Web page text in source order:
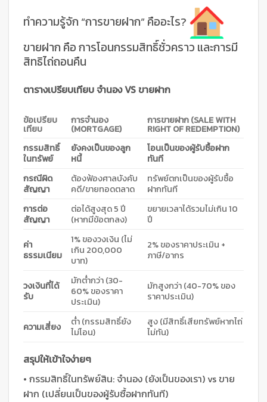
ทำความรู้จัก “การขายฝาก” คืออะไร?
ขายฝาก คือ การโอนกรรมสิทธิ์ชั่วคราว และการมี
สิทธิไถ่ถอนคืน
ตารางเปรียบเทียบ จำนอง VS ขายฝาก
ข้อเปรียบ
เทียบ
การจำนอง
(MORTGAGE)
การขายฝาก (SALE WITH
RIGHT OF REDEMPTION)
กรรมสิทธิ์
ในทรัพย์
ยังคงเป็นของลูก
หนี้
โอนเป็นของผู้รับซื้อฝาก
ทันที
กรณีผิด
สัญญา
ต้องฟ้องศาลบังคับ
คดี/ขายทอดตลาด
ทรัพย์ตกเป็นของผู้รับซื้อ
ฝากทันที
การต่อ
สัญญา
ต่อได้สูงสุด 5 ปี
(หากมีข้อตกลง)
ขยายเวลาได้รวมไม่เกิน 10
ปี
ค่า
ธรรมเนียม
1% ของวงเงิน (ไม่
เกิน 200,000
บาท)
2% ของราคาประเมิน +
ภาษี/อากร
วงเงินที่ได้
รับ
มักต่ำกว่า (30-
60% ของราคา
ประเมิน)
มักสูงกว่า (40-70% ของ
ราคาประเมิน)
ความเสี่ยง
ต่ำ (กรรมสิทธิ์ยัง
ไม่โอน)
สูง (มีสิทธิ์เสียทรัพย์หากไถ่
ไม่ทัน)
สรุปให้เข้าใจง่ายๆ
• กรรมสิทธิ์ในทรัพย์สิน: จำนอง (ยังเป็นของเรา) vs ขาย
ฝาก (เปลี่ยนเป็นของผู้รับซื้อฝากทันที)